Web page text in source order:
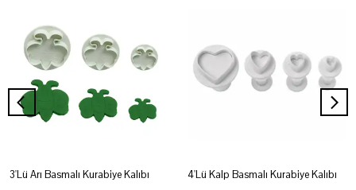
3'Lü Arı Basmalı Kurabiye Kalıbı 4'Lü Kalp Basmalı Kurabiye Kalıbı